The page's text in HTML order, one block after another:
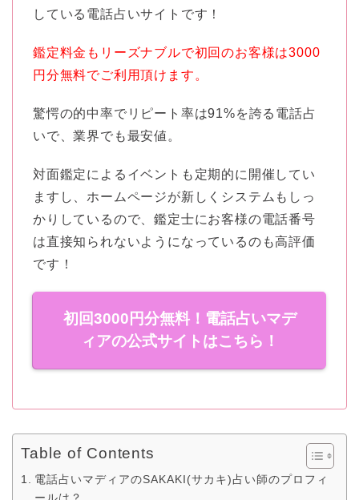
している電話占いサイトです！
鑑定料金もリーズナブルで初回のお客様は3000
円分無料でご利用頂けます。
驚愕の的中率でリピート率は91%を誇る電話占
いで、業界でも最安値。
対面鑑定によるイベントも定期的に開催してい
ますし、ホームページが新しくシステムもしっ
かりしているので、鑑定士にお客様の電話番号
は直接知られないようになっているのも高評価
です！
初回3000円分無料！電話占いマデ
ィアの公式サイトはこちら！
Table of Contents
電話占いマディアのSAKAKI(サカキ)占い師のプロフィ